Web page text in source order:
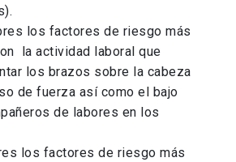
los factores de riesgo más
la actividad laboral que
los brazos sobre la cabeza
de fuerza así como el bajo
de labores en los
los factores de riesgo más